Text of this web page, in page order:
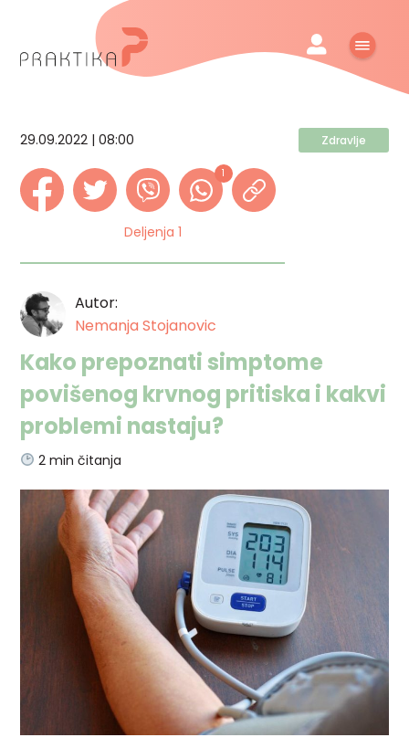
29.09.2022 | 08:00 Zdravlje
1
Deljenja 1
Autor:
Nemanja Stojanovic
Kako prepoznati simptome
povišenog krvnog pritiska i kakvi
problemi nastaju?
2 min čitanja